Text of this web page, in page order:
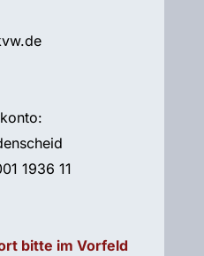
1936 11
bitte im Vorfeld